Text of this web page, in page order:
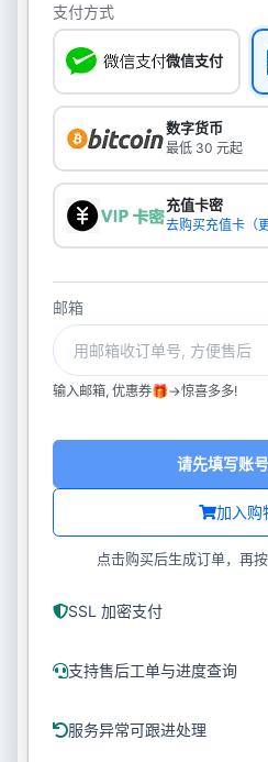
支付方式
微信支付
数字货币
最低 30 元起
充值卡密
去购买充值卡（更
邮箱
输入邮箱, 优惠券🎁->惊喜多多!
加入购
请先填写账
点击购买后生成订单，再
SSL 加密支付
支持售后工单与进度查询
服务异常可跟进处理